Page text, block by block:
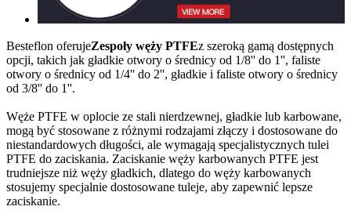
Besteflon oferujeZespoły węży PTFEz szeroką gamą dostępnych
opcji, takich jak gładkie otwory o średnicy od 1/8'' do 1'', faliste
otwory o średnicy od 1/4'' do 2'', gładkie i faliste otwory o średnicy
od 3/8'' do 1''.
Węże PTFE w oplocie ze stali nierdzewnej, gładkie lub karbowane,
mogą być stosowane z różnymi rodzajami złączy i dostosowane do
niestandardowych długości, ale wymagają specjalistycznych tulei
PTFE do zaciskania. Zaciskanie węży karbowanych PTFE jest
trudniejsze niż węży gładkich, dlatego do węży karbowanych
stosujemy specjalnie dostosowane tuleje, aby zapewnić lepsze
zaciskanie.